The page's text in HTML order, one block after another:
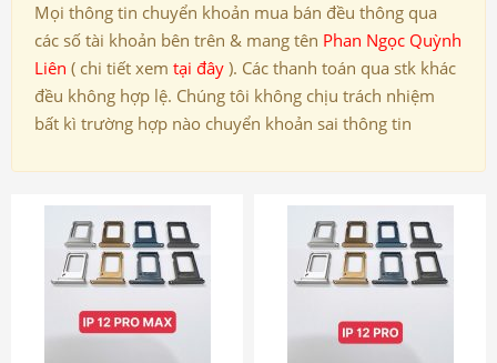
Mọi thông tin chuyển khoản mua bán đều thông qua
các số tài khoản bên trên & mang tên Phan Ngọc Quỳnh
Liên ( chi tiết xem tại đây ). Các thanh toán qua stk khác
đều không hợp lệ. Chúng tôi không chịu trách nhiệm
bất kì trường hợp nào chuyển khoản sai thông tin